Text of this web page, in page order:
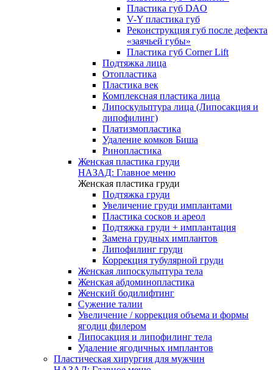
Пластика губ DAO
V-Y пластика губ
Реконструкция губ после дефекта
«заячьей губы»
Пластика губ Corner Lift
Подтяжка лица
Отопластика
Пластика век
Комплексная пластика лица
Липоскульптура лица (Липосакция и
липофилинг)
Платизмопластика
Удаление комков Биша
Ринопластика
Женская пластика груди
НАЗАД: Главное меню
Женская пластика груди
Подтяжка груди
Увеличение груди имплантами
Пластика сосков и ареол
Подтяжка груди + имплантация
Замена грудных имплантов
Липофилинг груди
Коррекция тубулярной груди
Женская липоскульптура тела
Женская абдоминопластика
Женский бодилифтинг
Сужение талии
Увеличение / коррекция объема и формы
ягодиц филером
Липосакция и липофилинг тела
Удаление ягодичных имплантов
Пластическая хирургия для мужчин